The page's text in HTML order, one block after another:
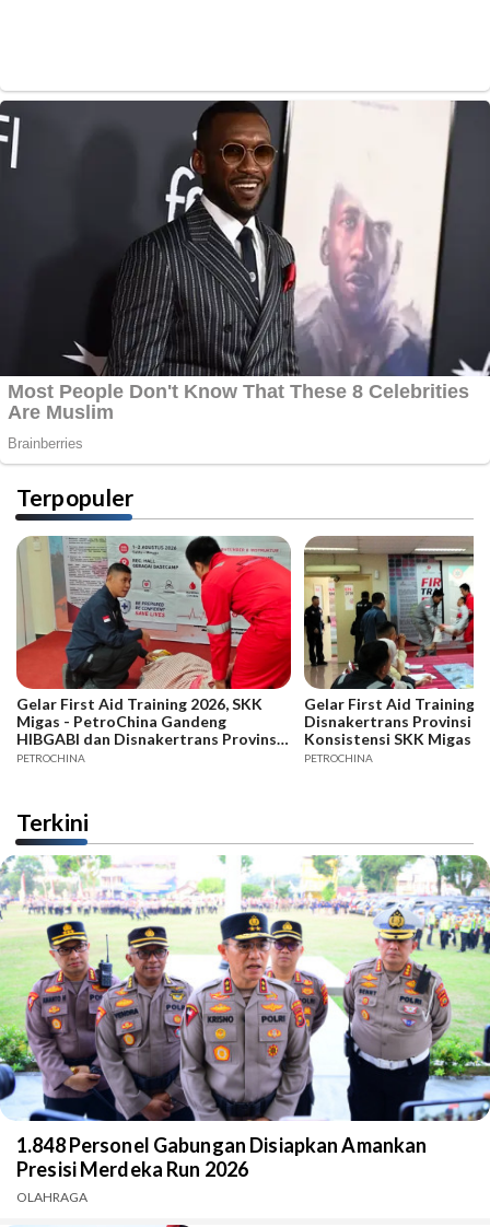
Terpopuler
Gelar First Aid Training 2026, SKK
Migas - PetroChina Gandeng
HIBGABI dan Disnakertrans Provinsi
Jambi
PETROCHINA
Gelar First Aid Training
Disnakertrans Provinsi
Konsistensi SKK Migas -
PETROCHINA
Terkini
1.848 Personel Gabungan Disiapkan Amankan
Presisi Merdeka Run 2026
OLAHRAGA